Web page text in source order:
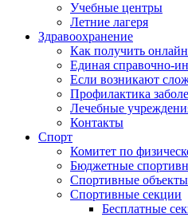
Учебные центры
Летние лагеря
Здравоохранение
Как получить
Единая справочно-
Если возникают
Профилактика
Лечебные
Контакты
Спорт
Комитет по
Бюджетные
Спортивные объекты
Спортивные секции
Бесплатные